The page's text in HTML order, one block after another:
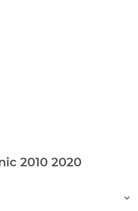
2010 2020